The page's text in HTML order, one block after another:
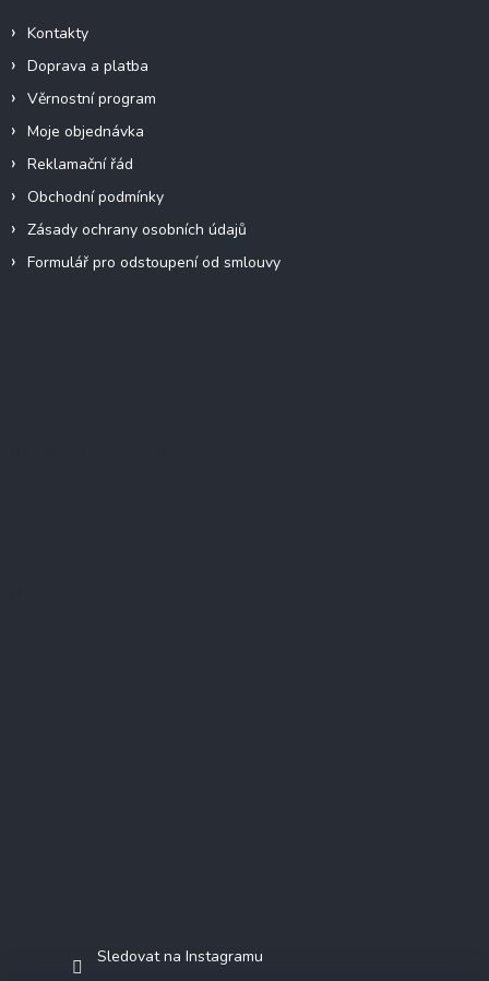
Kontakty
Doprava a platba
Věrnostní program
Moje objednávka
Reklamační řád
Obchodní podmínky
Zásady ochrany osobních údajů
Formulář pro odstoupení od smlouvy
Sledovat na Instagramu